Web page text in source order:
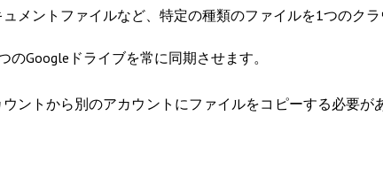
メントファイルなど、特定の種類のファイルを1つのクラ
Googleドライブを常に同期させます。
ントから別のアカウントにファイルをコピーする必要が